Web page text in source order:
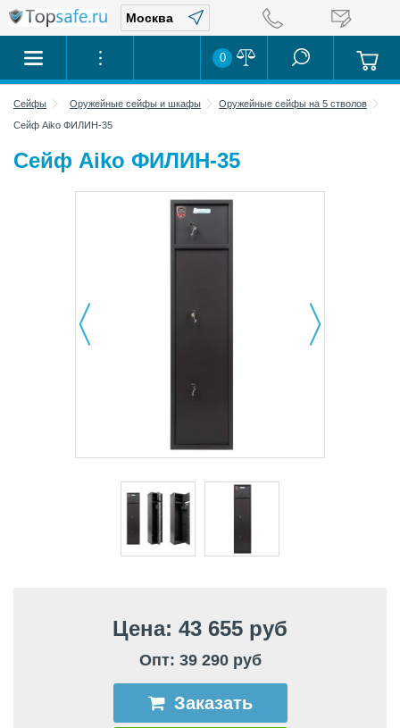
0
Сейфы Оружейные сейфы и шкафы
Оружейные сейфы на 5 стволов
Сейф Aiko ФИЛИН-35
Сейф Aiko ФИЛИН-35
Цена: 43 655 руб
Опт: 39 290 руб
Заказать